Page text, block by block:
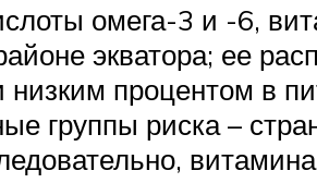
омега-3 и -6,
экватора; ее
процентом в
группы риска –